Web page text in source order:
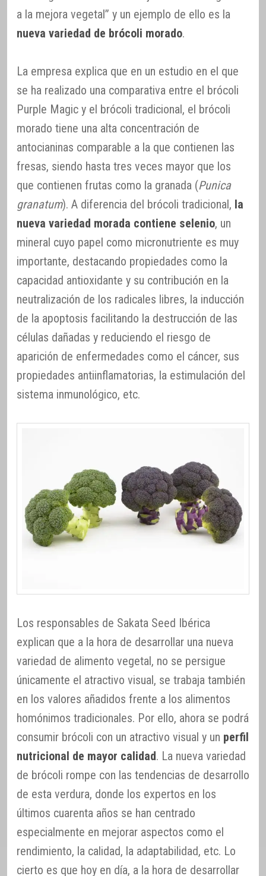
a la mejora vegetal” y un ejemplo de ello es la
nueva variedad de brócoli morado.
La empresa explica que en un estudio en el que
se ha realizado una comparativa entre el brócoli
Purple Magic y el brócoli tradicional, el brócoli
morado tiene una alta concentración de
antocianinas comparable a la que contienen las
fresas, siendo hasta tres veces mayor que los
que contienen frutas como la granada (Punica
granatum). A diferencia del brócoli tradicional, la
nueva variedad morada contiene selenio, un
mineral cuyo papel como micronutriente es muy
importante, destacando propiedades como la
capacidad antioxidante y su contribución en la
neutralización de los radicales libres, la inducción
de la apoptosis facilitando la destrucción de las
células dañadas y reduciendo el riesgo de
aparición de enfermedades como el cáncer, sus
propiedades antiinflamatorias, la estimulación del
sistema inmunológico, etc.
Los responsables de Sakata Seed Ibérica
explican que a la hora de desarrollar una nueva
variedad de alimento vegetal, no se persigue
únicamente el atractivo visual, se trabaja también
en los valores añadidos frente a los alimentos
homónimos tradicionales. Por ello, ahora se podrá
consumir brócoli con un atractivo visual y un perfil
nutricional de mayor calidad. La nueva variedad
de brócoli rompe con las tendencias de desarrollo
de esta verdura, donde los expertos en los
últimos cuarenta años se han centrado
especialmente en mejorar aspectos como el
rendimiento, la calidad, la adaptabilidad, etc. Lo
cierto es que hoy en día, a la hora de desarrollar